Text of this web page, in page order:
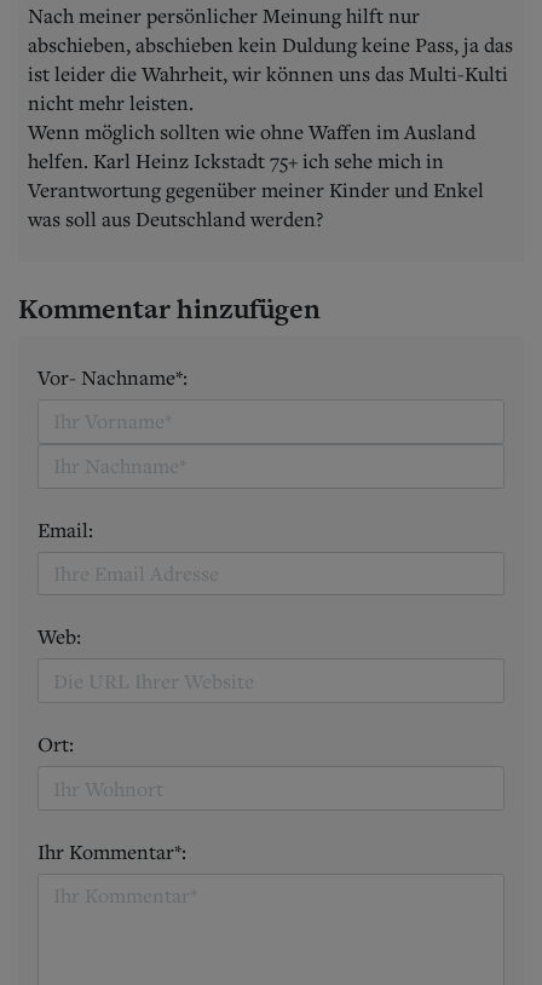
Nach meiner persönlicher Meinung hilft nur
abschieben, abschieben kein Duldung keine Pass, ja das
ist leider die Wahrheit, wir können uns das Multi-Kulti
nicht mehr leisten.
Wenn möglich sollten wie ohne Waffen im Ausland
helfen. Karl Heinz Ickstadt 75+ ich sehe mich in
Verantwortung gegenüber meiner Kinder und Enkel
was soll aus Deutschland werden?
Kommentar hinzufügen
Vor- Nachname*:
Email:
Web:
Ort:
Ihr Kommentar*: